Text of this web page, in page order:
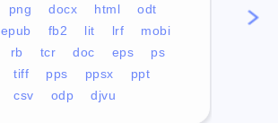
png docx html
odt
epub fb2 lit lrf
mobi
rb tcr doc eps
ps
tiff pps ppsx
ppt
csv odp djvu
mp4